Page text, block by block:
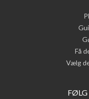
Få
Vælg
FØLG